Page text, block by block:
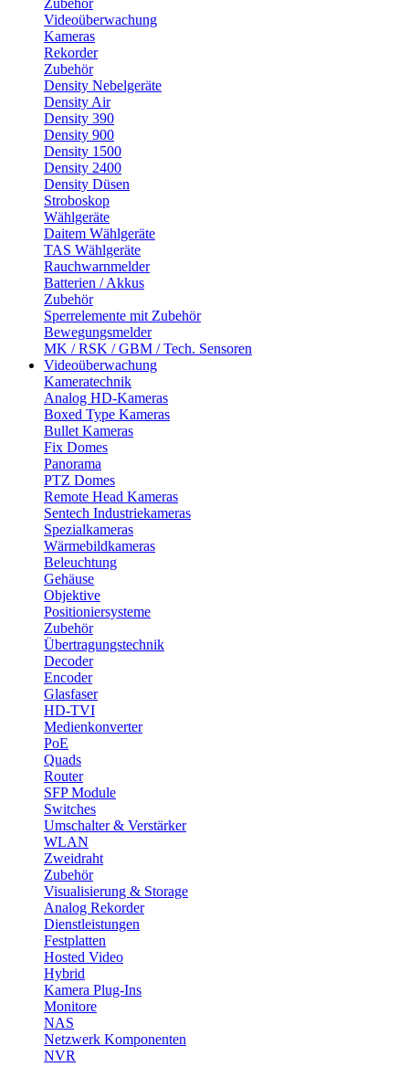
Videoüberwachung
Kameras
Rekorder
Zubehör
Density Nebelgeräte
Density Air
Density 390
Density 900
Density 1500
Density 2400
Density Düsen
Stroboskop
Wählgeräte
Daitem Wählgeräte
TAS Wählgeräte
Rauchwarnmelder
Batterien / Akkus
Zubehör
Sperrelemente mit Zubehör
Bewegungsmelder
MK / RSK / GBM / Tech. Sensoren
Videoüberwachung
Kameratechnik
Analog HD-Kameras
Boxed Type Kameras
Bullet Kameras
Fix Domes
Panorama
PTZ Domes
Remote Head Kameras
Sentech Industriekameras
Spezialkameras
Wärmebildkameras
Beleuchtung
Gehäuse
Objektive
Positioniersysteme
Zubehör
Übertragungstechnik
Decoder
Encoder
Glasfaser
HD-TVI
Medienkonverter
PoE
Quads
Router
SFP Module
Switches
Umschalter & Verstärker
WLAN
Zweidraht
Zubehör
Visualisierung & Storage
Analog Rekorder
Dienstleistungen
Festplatten
Hosted Video
Hybrid
Kamera Plug-Ins
Monitore
NAS
Netzwerk Komponenten
NVR